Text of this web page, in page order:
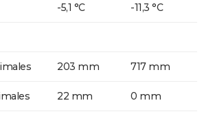
-5,1 °C -11,3 °C
203 mm 717 mm
22 mm 0 mm